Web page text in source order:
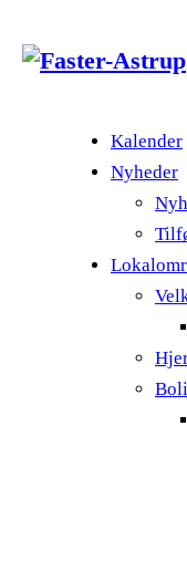
Kalender
Nyheder